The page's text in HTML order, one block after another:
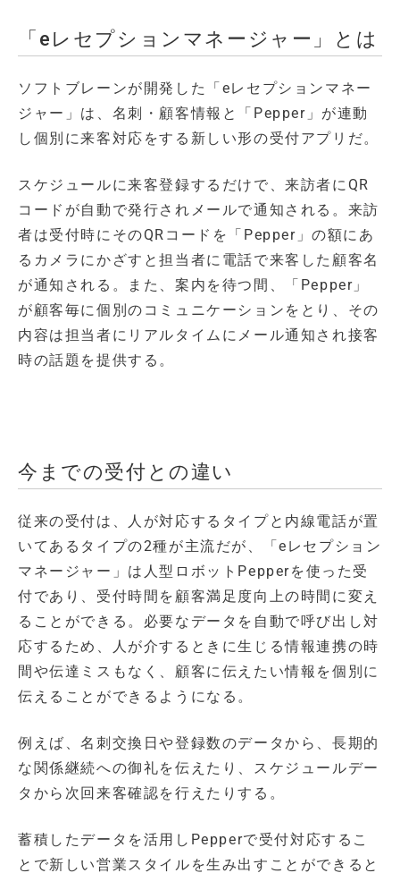
「eレセプションマネージャー」とは
ソフトブレーンが開発した「eレセプションマネー
ジャー」は、名刺・顧客情報と「Pepper」が連動
し個別に来客対応をする新しい形の受付アプリだ。
スケジュールに来客登録するだけで、来訪者にQR
コードが自動で発行されメールで通知される。来訪
者は受付時にそのQRコードを「Pepper」の額にあ
るカメラにかざすと担当者に電話で来客した顧客名
が通知される。また、案内を待つ間、「Pepper」
が顧客毎に個別のコミュニケーションをとり、その
内容は担当者にリアルタイムにメール通知され接客
時の話題を提供する。
今までの受付との違い
従来の受付は、人が対応するタイプと内線電話が置
いてあるタイプの2種が主流だが、「eレセプション
マネージャー」は人型ロボットPepperを使った受
付であり、受付時間を顧客満足度向上の時間に変え
ることができる。必要なデータを自動で呼び出し対
応するため、人が介するときに生じる情報連携の時
間や伝達ミスもなく、顧客に伝えたい情報を個別に
伝えることができるようになる。
例えば、名刺交換日や登録数のデータから、長期的
な関係継続への御礼を伝えたり、スケジュールデー
タから次回来客確認を行えたりする。
蓄積したデータを活用しPepperで受付対応するこ
とで新しい営業スタイルを生み出すことができると